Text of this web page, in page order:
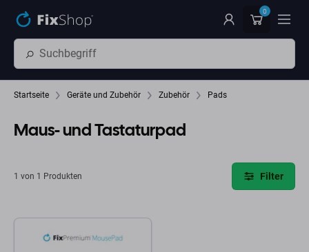
0
Startseite Geräte und Zubehör Zubehör Pads
Maus- und Tastaturpad
1 von 1 Produkten Filter